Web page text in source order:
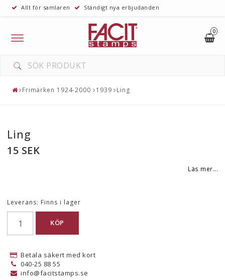
Allt för samlaren Ständigt nya erbjudanden
0
Toggle
navigation
Frimärken 1924-2000 1939 Ling
Ling
15 SEK
Läs mer...
Leverans: Finns i lager
KÖP
Betala säkert med kort
040-25 88 55
info@facitstamps.se